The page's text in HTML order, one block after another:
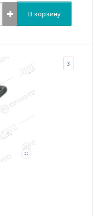
В корзину
3